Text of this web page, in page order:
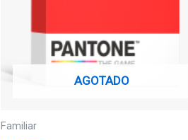
AGOTADO
Familiar